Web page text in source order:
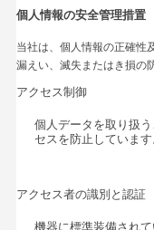
個人情報の安全管理措置
当社は、個人情報の正確性
漏えい、滅失またはき損の
アクセス制御
個人データを取り扱
セスを防止しています
アクセス者の識別と認証
機器に標準装備され